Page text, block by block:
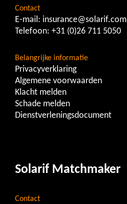
Contact
E-mail: insurance@solarif.com
Telefoon: +31 (0)26 711 5050
Belangrijke informatie
Privacyverklaring
Algemene voorwaarden
Klacht melden
Schade melden
Dienstverleningsdocument
Solarif Matchmaker
Contact